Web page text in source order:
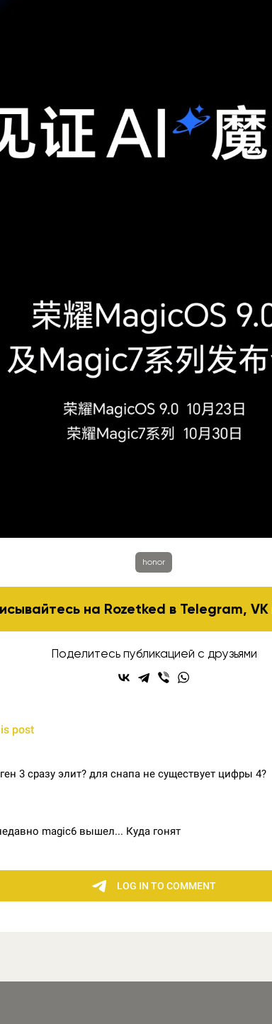
honor
на Rozetked в Telegram,VK
Поделитесь публикацией с друзьями